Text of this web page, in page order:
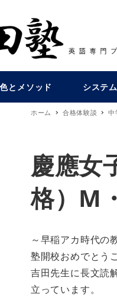
とメソッド システ
ホーム 合格体験談 中
慶應女
格）M
～早稲アカ時代の
塾開校おめでとう
吉田先生に長文読
立っています。